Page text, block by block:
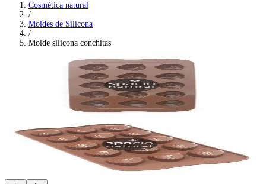
Cosmética natural
/
Moldes de Silicona
/
Molde silicona conchitas